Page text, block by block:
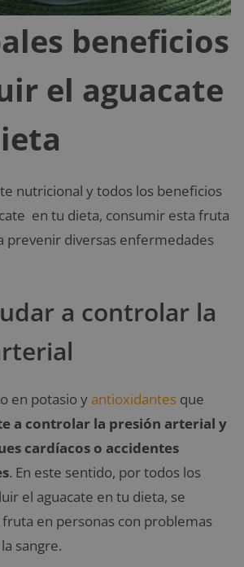
beneficios
el aguacate
nutricional y todos los beneficios
en tu dieta, consumir esta fruta
prevenir diversas enfermedades
a controlar la
en potasio yantioxidantes que
a controlar la presión arterial y
cardíacos o accidentes
. En este sentido, por todos los
el aguacate en tu dieta, se
en personas con problemas
sangre.